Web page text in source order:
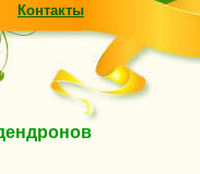
Контакты